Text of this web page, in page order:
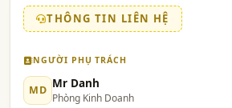
THÔNG TIN LIÊN HỆ
NGƯỜI PHỤ TRÁCH
MD Mr Danh
Phòng Kinh Doanh